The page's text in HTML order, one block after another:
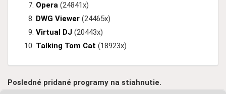
Opera (24841x)
DWG Viewer (24465x)
Virtual DJ (20443x)
Talking Tom Cat (18923x)
Posledné pridané programy na stiahnutie.